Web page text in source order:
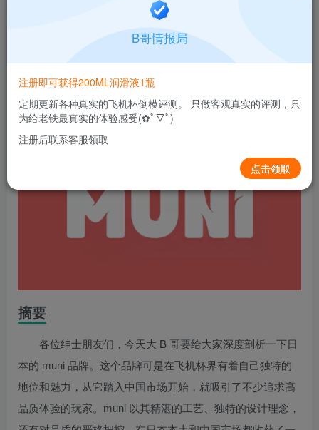
日本MUNI飞机杯品牌百科
6个月前发布
摘要
各位绅士朋友们，今天大 B 哥要给大家深度剖析一下日
本的 muni 品牌。这个品牌可是在飞机杯界有着自己独特的
地位和魅力，从它踏入中国市场开始，就吸引了不少追求高
品质体验的玩家。muni 以其精湛的工艺、独特的设计理念，
B哥情报局
注册即可获得200ML润滑液1瓶
定期更新各种真实的飞机杯倒模评测。 只做客观真实的评测，只
为给老铁最真实的体验感受(✿ﾟ▽ﾟ)
注册后联系客服领取
点击领取